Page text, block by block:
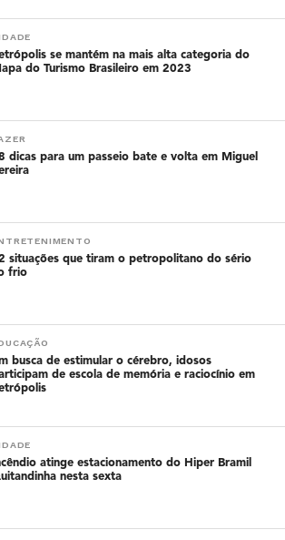
se mantém na mais alta categoria do
do Turismo Brasileiro em 2023
dicas para um passeio bate e volta em Miguel
situações que tiram o petropolitano do sério
frio
busca de estimular o cérebro, idosos
de escola de memória e raciocínio em
atinge estacionamento do Hiper Bramil
nesta sexta